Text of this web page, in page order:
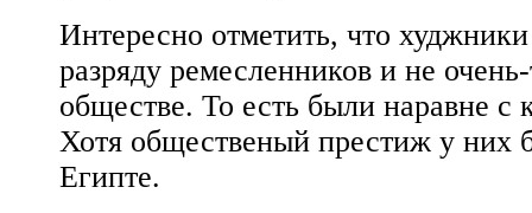
Интересно отметить, что
разряду ремесленников и не
обществе. То есть были наравне с
Хотя общественый престиж у
Египте.